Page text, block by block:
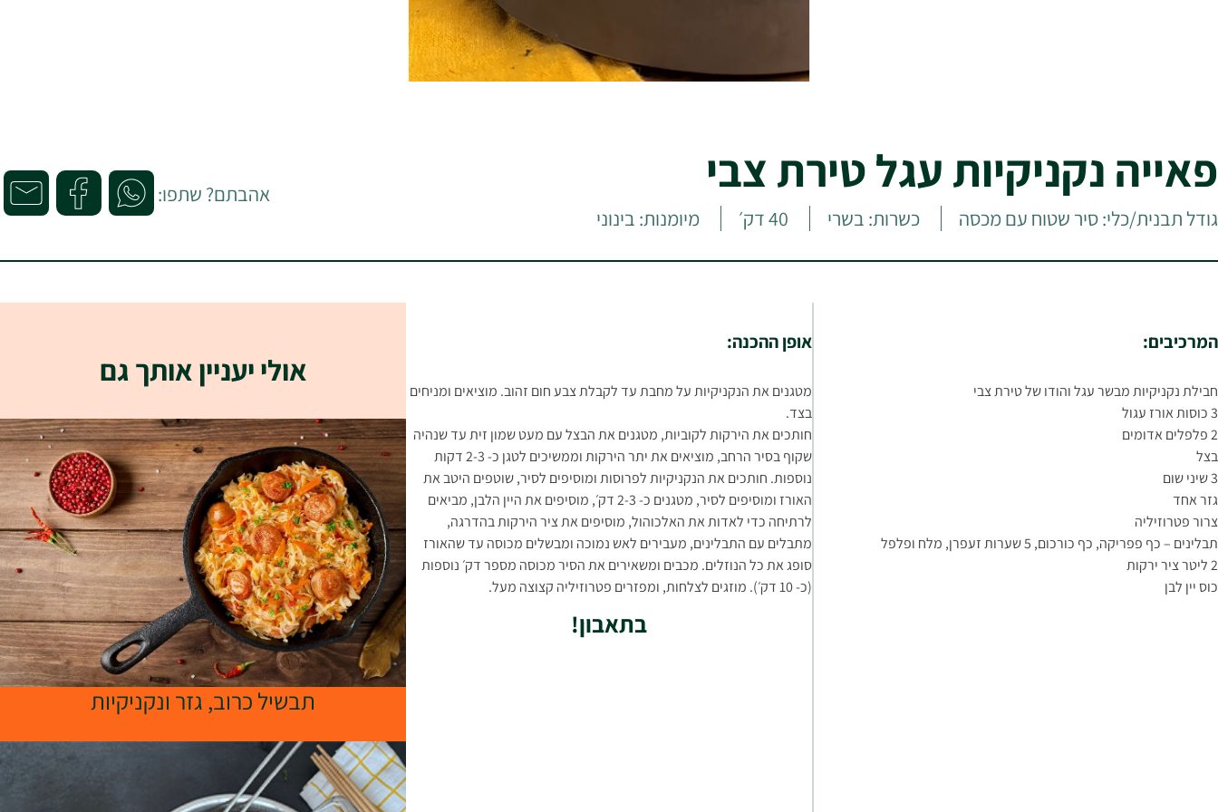
פאייה נקניקיות עגל טירת צבי
גודל תבנית/כלי: סיר שטוח עם מכסה כשרות: בשרי 40 דק׳ מיומנות: בינוני
אהבתם? שתפו:
המרכיבים:
חבילת נקניקיות מבשר עגל והודו של טירת צבי
3 כוסות אורז עגול
2 פלפלים אדומים
בצל
3 שיני שום
גזר אחד
צרור פטרוזיליה
תבלינים – כף פפריקה, כף כורכום, 5 שערות זעפרן, מלח ופלפל
2 ליטר ציר ירקות
כוס יין לבן
אופן ההכנה:
מטגנים את הנקניקיות על מחבת עד לקבלת צבע חום זהוב. מוציאים ומניחים
בצד.
חותכים את הירקות לקוביות, מטגנים את הבצל עם מעט שמון זית עד שנהיה
שקוף בסיר הרחב, מוציאים את יתר הירקות וממשיכים לטגן כ- 2-3 דקות
נוספות. חותכים את הנקניקיות לפרוסות ומוסיפים לסיר, שוטפים היטב את
האורז ומוסיפים לסיר, מטגנים כ- 2-3 דק׳, מוסיפים את היין הלבן, מביאים
לרתיחה כדי לאדות את האלכוהול, מוסיפים את ציר הירקות בהדרגה,
מתבלים עם התבלינים, מעבירים לאש נמוכה ומבשלים מכוסה עד שהאורז
סופג את כל הנוזלים. מכבים ומשאירים את הסיר מכוסה מספר דק׳ נוספות
(כ- 10 דק׳). מוזגים לצלחות, ומפזרים פטרוזיליה קצוצה מעל.
בתאבון!
אולי יעניין אותך גם
תבשיל כרוב, גזר ונקניקיות